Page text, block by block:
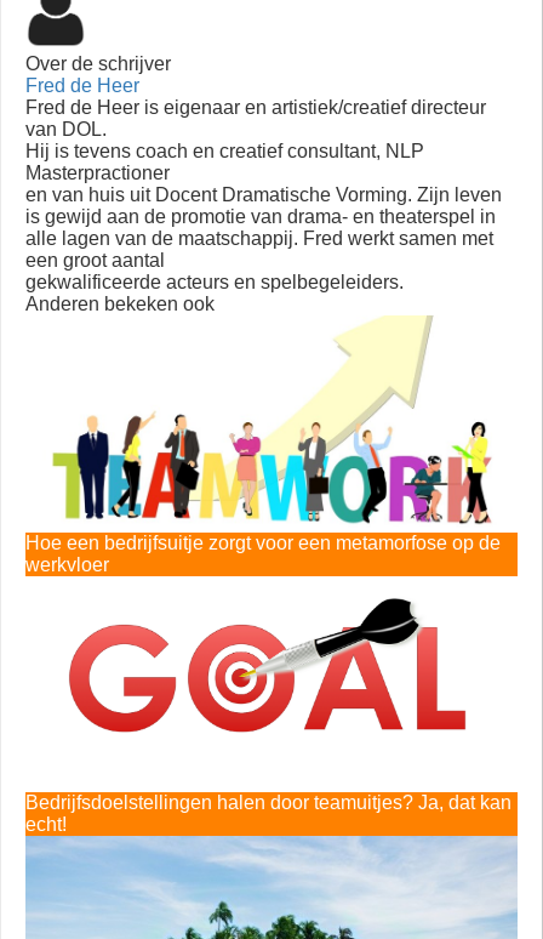
Over de schrijver
Fred de Heer
Fred de Heer is eigenaar en artistiek/creatief directeur
van DOL.
Hij is tevens coach en creatief consultant, NLP
Masterpractioner
en van huis uit Docent Dramatische Vorming. Zijn leven
is gewijd aan de promotie van drama- en theaterspel in
alle lagen van de maatschappij. Fred werkt samen met
een groot aantal
gekwalificeerde acteurs en spelbegeleiders.
Anderen bekeken ook
Hoe een bedrijfsuitje zorgt voor een metamorfose op de
werkvloer
Bedrijfsdoelstellingen halen door teamuitjes? Ja, dat kan
echt!